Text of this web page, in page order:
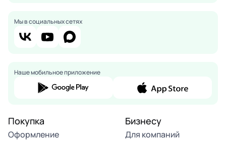
Мы в социальных сетях
Наше мобильное приложение
Покупка
Оформление
Бизнесу
Для компаний